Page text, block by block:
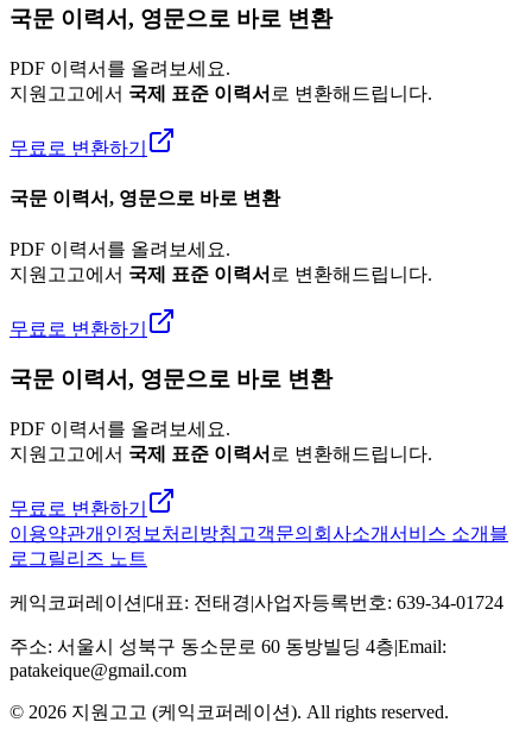
국문 이력서, 영문으로 바로 변환
PDF 이력서를 올려보세요.
지원고고에서 국제 표준 이력서 로 변환해드립니다.
무료로 변환하기
국문 이력서, 영문으로 바로 변환
PDF 이력서를 올려보세요.
지원고고에서 국제 표준 이력서 로 변환해드립니다.
무료로 변환하기
국문 이력서, 영문으로 바로 변환
PDF 이력서를 올려보세요.
지원고고에서 국제 표준 이력서 로 변환해드립니다.
무료로 변환하기
이용약관개인정보처리방침 고객문의 회사소개서비스 소개 블
로그 릴리즈 노트
케익코퍼레이션 |대표: 전태경|사업자등록번호: 639-34-01724
주소: 서울시 성북구 동소문로 60 동방빌딩 4층|Email:
patakeique@gmail.com
© 2026 지원고고 (케익코퍼레이션). All rights reserved.